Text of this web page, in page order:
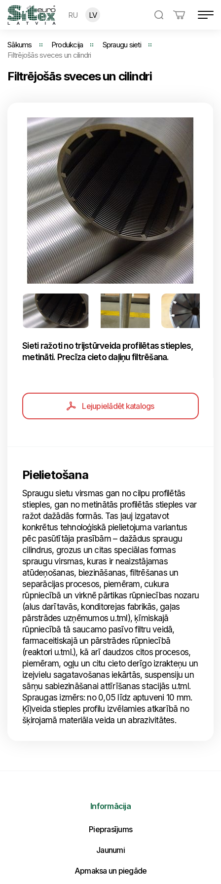
RU LV
Sākums Produkcija
Spraugu sieti
Filtrējošās sveces un cilindri
Filtrējošās sveces un cilindri
Sieti ražoti no trijstūrveida profilētas stieples,
metināti. Precīza cieto daļiņu filtrēšana.
Lejupielādēt katalogs
Pielietošana
Spraugu sietu virsmas gan no cilpu profilētās
stieples, gan no metinātās profilētās stieples var
ražot dažādās formās. Tas ļauj izgatavot
konkrētus tehnoloģiskā pielietojuma variantus
pēc pasūtītāja prasībām – dažādus spraugu
cilindrus, grozus un citas speciālas formas
spraugu virsmas, kuras ir neaizstājamas
atūdeņošanas, biezināšanas, filtrēšanas un
separācijas procesos, piemēram, cukura
rūpniecībā un virknē pārtikas rūpniecības nozaru
(alus darītavās, konditorejas fabrikās, gaļas
pārstrādes uzņēmumos u.tml), ķīmiskajā
rūpniecībā tā saucamo pasīvo filtru veidā,
farmaceitiskajā un pārstrādes rūpniecībā
(reaktori u.tml.), kā arī daudzos citos procesos,
piemēram, ogļu un citu cieto derīgo izrakteņu un
izejvielu sagatavošanas iekārtās, suspensiju un
sārņu sabiezināšanai attīrīšanas stacijās u.tml.
Spraugas izmērs: no 0,05 līdz aptuveni 10 mm.
Ķīļveida stieples profilu izvēlamies atkarībā no
šķirojamā materiāla veida un abrazivitātes.
Informācija
Pieprasījums
Jaunumi
Apmaksa un piegāde